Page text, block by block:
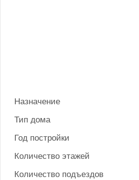
Назначение
Тип дома
Год постройки
Количество этажей
Количество подъездов